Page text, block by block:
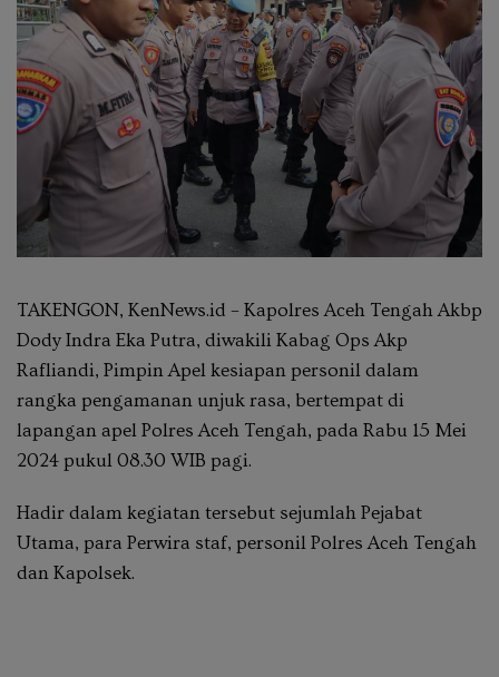
TAKENGON, KenNews.id – Kapolres Aceh Tengah Akbp
Dody Indra Eka Putra, diwakili Kabag Ops Akp
Rafliandi, Pimpin Apel kesiapan personil dalam
rangka pengamanan unjuk rasa, bertempat di
lapangan apel Polres Aceh Tengah, pada Rabu 15 Mei
2024 pukul 08.30 WIB pagi.
Hadir dalam kegiatan tersebut sejumlah Pejabat
Utama, para Perwira staf, personil Polres Aceh Tengah
dan Kapolsek.